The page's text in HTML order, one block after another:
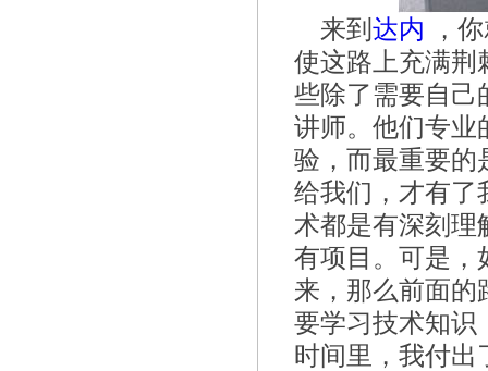
来到 达内 ，
使这路上充满荆
些除了需要自己
讲师。他们专业
验，而最重要的
给我们，才有了
术都是有深刻理
有项目。可是，
来，那么前面的
要学习技术知识
时间里，我付出